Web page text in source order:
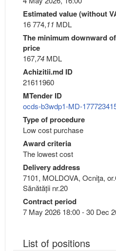
Estimated value (without
16 774,11 MDL
The minimum downward
price
167,74 MDL
Achizitii.md ID
21611960
MTender ID
ocds-b3wdp1-MD-
Type of procedure
Low cost purchase
Award criteria
The lowest cost
Delivery address
7101, MOLDOVA, Ocniţa,
Sănătății nr.20
Contract period
7 May 2026 18:00 - 30 Dec
List of positions